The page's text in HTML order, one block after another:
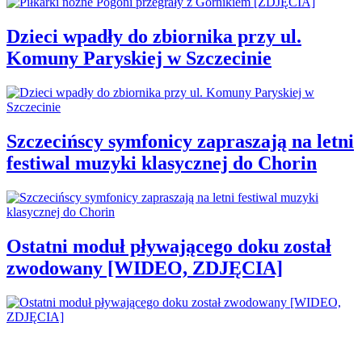
Dzieci wpadły do zbiornika przy ul.
Komuny Paryskiej w Szczecinie
Szczecińscy symfonicy zapraszają na letni
festiwal muzyki klasycznej do Chorin
Ostatni moduł pływającego doku został
zwodowany [WIDEO, ZDJĘCIA]